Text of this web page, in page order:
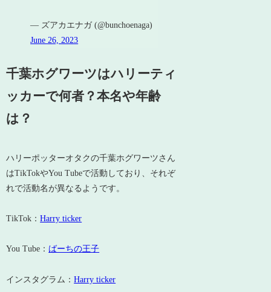
— ズアカエナガ (@bunchoenaga)
June 26, 2023
千葉ホグワーツはハリーティ
ッカーで何者？本名や年齢
は？
ハリーポッターオタクの千葉ホグワーツさん
はTikTokやYou Tubeで活動しており、それぞ
れで活動名が異なるようです。
TikTok：Harry ticker
You Tube： ばーちの王子
インスタグラム：Harry ticker